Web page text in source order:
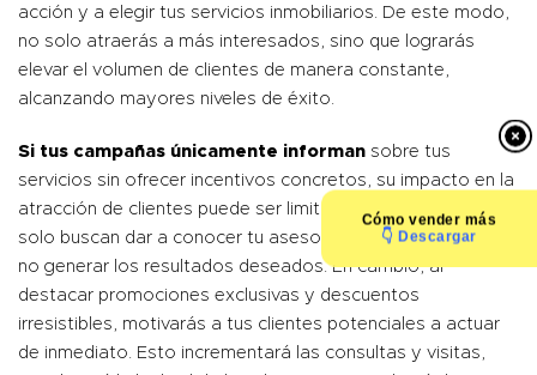
Cómovender más
👇 Descargar
acción y a elegir tus servicios inmobiliarios. De este modo,
no solo atraerás a más interesados, sino que lograrás
elevar el volumen de clientes de manera constante,
alcanzando mayores niveles de éxito.
Si tus campañas únicamente informan sobre tus
servicios sin ofrecer incentivos concretos, su impacto en la
atracción de clientes puede ser limitado. Los anuncios que
solo buscan dar a conocer tu asesoría inmobiliaria pueden
no generar los resultados deseados. En cambio, al
destacar promociones exclusivas y descuentos
irresistibles, motivarás a tus clientes potenciales a actuar
de inmediato. Esto incrementará las consultas y visitas,